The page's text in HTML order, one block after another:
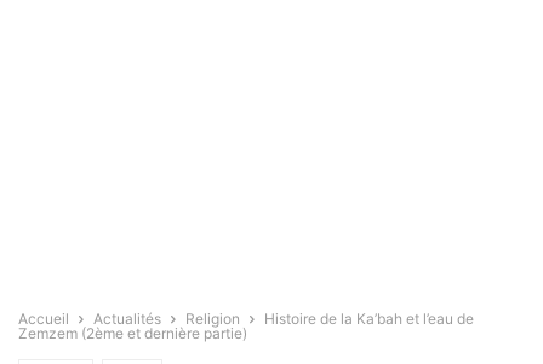
Accueil Actualités Religion
Histoire de la Ka’bah et l’eau de
Zemzem (2ème et dernière partie)